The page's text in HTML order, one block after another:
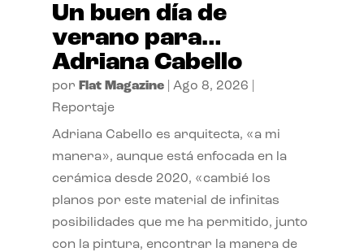
Un buen día de
verano para…
Adriana Cabello
por Flat Magazine| Ago 8, 2026
Reportaje
Adriana Cabello es arquitecta, «a mi
manera», aunque está enfocada en la
cerámica desde 2020, «cambié los
planos por este material de infinitas
posibilidades que me ha permitido, junto
con la pintura, encontrar la manera de